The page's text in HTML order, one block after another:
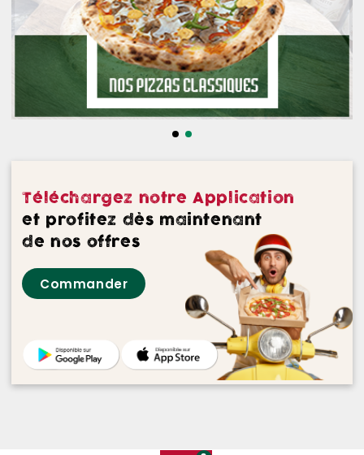
NOS PANINIS
NOS SALADES
NOS DESSERTS
NOS VINS ROUGES
NOS VINS ROSES
NOS VINS BLANCS
Téléchargez notre Application
et profitez dès maintenant
de nos offres
Commander